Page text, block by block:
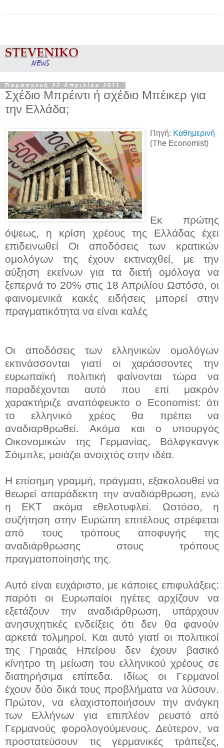
Παρασκευή 22 Απριλίου 2011
Σχέδιο Μπρέιντι ή σχέδιο Μπέικερ για
την Ελλάδα;
Πηγή: Καθημερινή
(The Economist)
Εκ πρώτης
όψεως, η κρίση χρέους της Ελλάδας έχει
επιδεινωθεί Οι αποδόσεις των κρατικών
ομολόγων της έχουν εκτιναχθεί, με την
αύξηση εκείνων για τα διετή ομόλογα να
ξεπερνά το 20% στις 18 Απριλίου Ωστόσο, οι
φαινομενικά κακές ειδήσεις μπορεί στην
πραγματικότητα να είναι καλές
Οι αποδόσεις των ελληνικών ομολόγων
εκτινάσσονται γιατί οι χαράσσοντες την
ευρωπαϊκή πολιτική φαίνονται τώρα να
παραδέχονται αυτό που επί μακρόν
χαρακτήριζε αναπόφευκτο ο Economist: ότι
το ελληνικό χρέος θα πρέπει να
αναδιαρθρωθεί. Ακόμα και ο υπουργός
Οικονομικών της Γερμανίας, Βόλφγκανγκ
Σόιμπλε, μοιάζει ανοιχτός στην ιδέα.
Η επίσημη γραμμή, πράγματι, εξακολουθεί να
θεωρεί απαράδεκτη την αναδιάρθρωση, ενώ
η ΕΚΤ ακόμα εθελοτυφλεί. Ωστόσο, η
συζήτηση στην Ευρώπη επιτέλους στρέφεται
από τους τρόπους αποφυγής της
αναδιάρθρωσης στους τρόπους
πραγματοποίησής της.
Αυτό είναι ευχάριστο, με κάποιες επιφυλάξεις:
παρότι οι Ευρωπαίοι ηγέτες αρχίζουν να
εξετάζουν την αναδιάρθρωση, υπάρχουν
ανησυχητικές ενδείξεις ότι δεν θα φανούν
αρκετά τολμηροί. Και αυτό γιατί οι πολιτικοί
της Γηραιάς Ηπείρου δεν έχουν βασικό
κίνητρο τη μείωση του ελληνικού χρέους σε
διατηρήσιμα επίπεδα. Ιδίως οι Γερμανοί
έχουν δύο δικά τους προβλήματα να λύσουν.
Πρώτον, να ελαχιστοποιήσουν την ανάγκη
των Ελλήνων για επιπλέον ρευστό από
Γερμανούς φορολογούμενους. Δεύτερον, να
προστατεύσουν τις γερμανικές τράπεζες,